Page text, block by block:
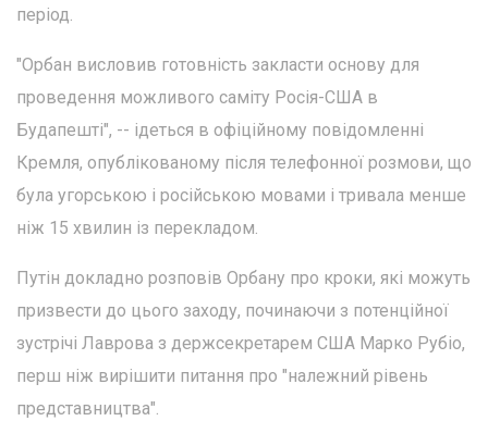
період.
"Орбан висловив готовність закласти основу для
проведення можливого саміту Росія-США в
Будапешті", -- ідеться в офіційному повідомленні
Кремля, опублікованому після телефонної розмови, що
була угорською і російською мовами і тривала менше
ніж 15 хвилин із перекладом.
Путін докладно розповів Орбану про кроки, які можуть
призвести до цього заходу, починаючи з потенційної
зустрічі Лаврова з держсекретарем США Марко Рубіо,
перш ніж вирішити питання про "належний рівень
представництва".